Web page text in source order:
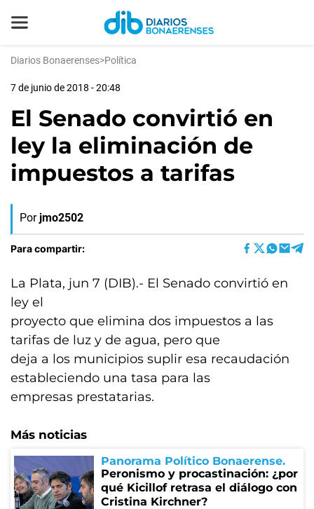
Diarios Bonaerenses>Política
7 de junio de 2018 - 20:48
El Senado convirtió en
ley la eliminación de
impuestos a tarifas
Por jmo2502
Para compartir:
La Plata, jun 7 (DIB).- El Senado convirtió en
ley el
proyecto que elimina dos impuestos a las
tarifas de luz y de agua, pero que
deja a los municipios suplir esa recaudación
estableciendo una tasa para las
empresas prestatarias.
Más noticias
Panorama Político Bonaerense
Peronismo y procastinación: ¿por
qué Kicillof retrasa el diálogo con
Cristina Kirchner?